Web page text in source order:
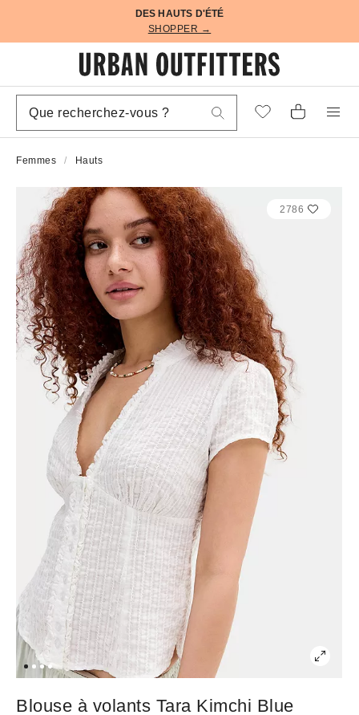
DES HAUTS D'ÉTÉ
SHOPPER →
Femmes Hauts
2786
Blouse à volants Tara Kimchi Blue